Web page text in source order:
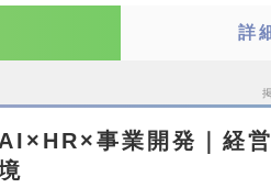
詳
事業開発｜経